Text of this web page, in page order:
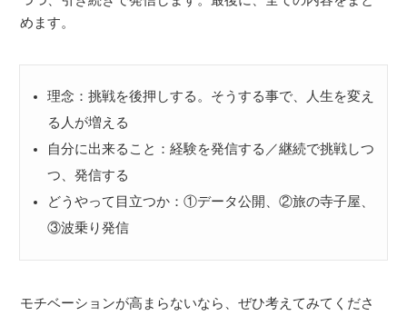
めます。
理念：挑戦を後押しする。そうする事で、人生を変え
る人が増える
自分に出来ること：経験を発信する／継続で挑戦しつ
つ、発信する
どうやって目立つか：①データ公開、②旅の寺子屋、
③波乗り発信
モチベーションが高まらないなら、ぜひ考えてみてくださ